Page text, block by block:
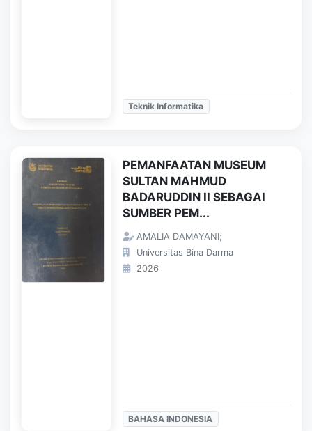
Teknik Informatika
PEMANFAATAN MUSEUM
SULTAN MAHMUD
BADARUDDIN II SEBAGAI
SUMBER PEM...
AMALIA DAMAYANI;
Universitas Bina Darma
2026
BAHASA INDONESIA